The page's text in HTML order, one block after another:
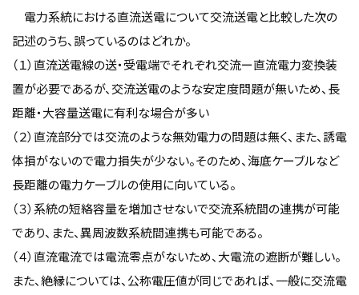
電力系統における直流送電について交流送電と比較した次の
記述のうち、誤っているのはどれか。
（１）直流送電線の送・受電端でそれぞれ交流ー直流電力変換装
置が必要であるが、交流送電のような安定度問題が無いため、長
距離・大容量送電に有利な場合が多い
（２）直流部分では交流のような無効電力の問題は無く、また、誘電
体損がないので電力損失が少ない。そのため、海底ケーブルなど
長距離の電力ケーブルの使用に向いている。
（３）系統の短絡容量を増加させないで交流系統間の連携が可能
であり、また、異周波数系統間連携も可能である。
（４）直流電流では電流零点がないため、大電流の遮断が難しい。
また、絶縁については、公称電圧値が同じであれば、一般に交流電